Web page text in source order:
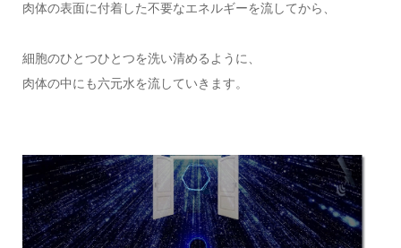
肉体の表面に付着した不要なエネルギーを流してから、
細胞のひとつひとつを洗い清めるように、
肉体の中にも六元水を流していきます。